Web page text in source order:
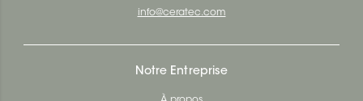
info@ceratec.com
Notre Entreprise